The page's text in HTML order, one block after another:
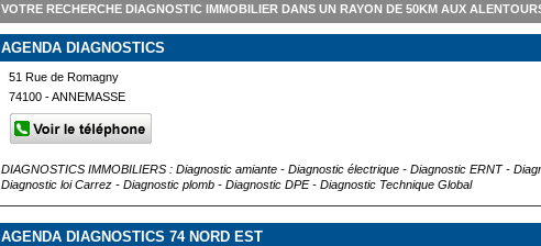
VOTRE RECHERCHE DIAGNOSTIC IMMOBILIER DANS UN RAYON DE 50KM AUX
AGENDA DIAGNOSTICS
51 Rue de Romagny
74100 - ANNEMASSE
DIAGNOSTICS IMMOBILIERS : Diagnostic amiante - Diagnostic électrique - Diagnostic ERNT -
Diagnostic loi Carrez - Diagnostic plomb - Diagnostic DPE - Diagnostic Technique Global
AGENDA DIAGNOSTICS 74 NORD EST